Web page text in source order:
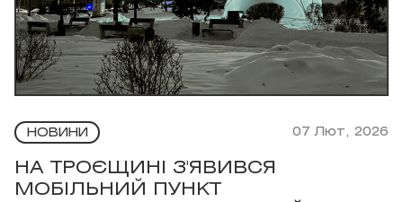
НОВИНИ 07 Лют, 2026
НА ТРОЄЩИНІ З'ЯВИВСЯ
МОБІЛЬНИЙ ПУНКТ